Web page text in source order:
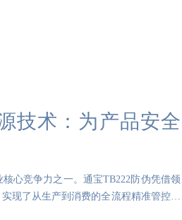
技术：为产品安全
心竞争力之一。通宝TB222防伪凭借领
现了从生产到消费的全流程精准管控。